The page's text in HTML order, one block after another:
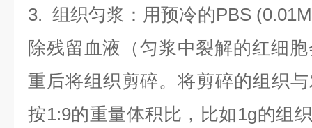
3.组织匀浆 ：用预冷的PBS
除残留血液（匀浆中裂解的红细
重后将组织剪碎。将剪碎的组织
按1:9的重量体积比，比如1g的组